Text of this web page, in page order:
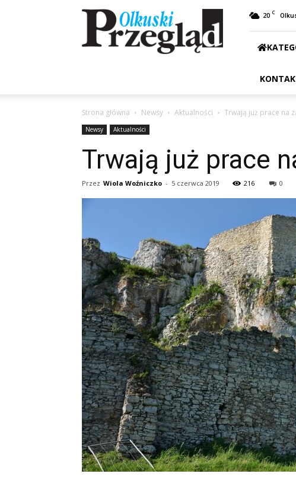
Przegląd
Olkuski
20 C
Strona główna Newsy Aktualności Trwają już prace na
Newsy Aktualności
Trwają już prace
Przez Wiola Woźniczko - 5 czerwca 2019 216 0